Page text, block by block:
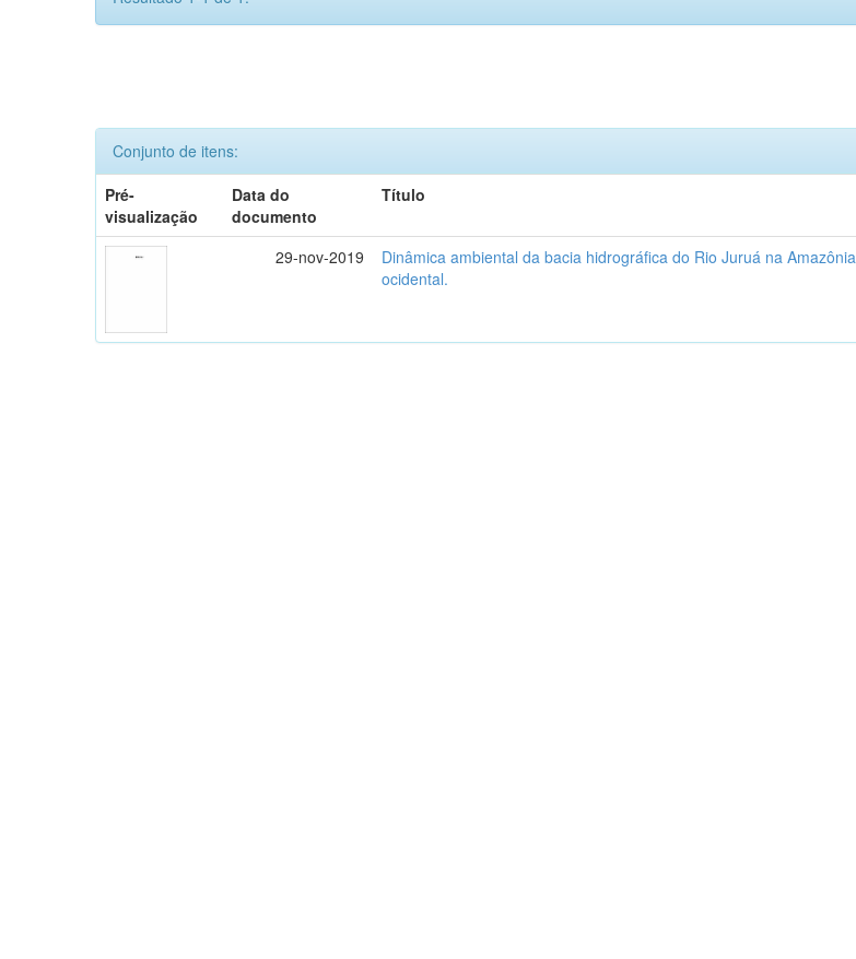
Conjunto de itens:
Pré-
visualização
Data do
documento
Título
29-nov-2019
Dinâmica ambiental da bacia hidrográfica do Rio Juruá na Amazônia
ocidental.